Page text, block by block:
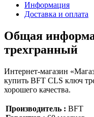
Информация
Доставка и оплата
Общая
трехгранный
Интернет-магазин
купить BFT CLS ключ
хорошего качества.
Производитель : BFT